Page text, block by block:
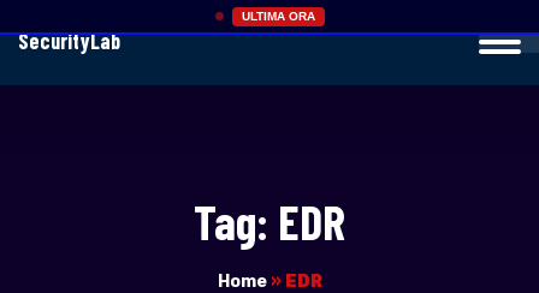
ULTIMA ORA
SecurityLab
Tag: EDR
Home» EDR